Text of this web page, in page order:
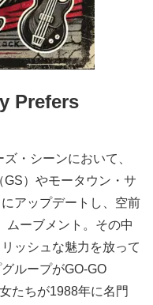
Prefers
・シーンにおいて、
）やモータウン・サ
アップデートし、空前
ムーブメント。その中
ッシュな魅力を放って
ループがGO-GO
たちが1988年に名門